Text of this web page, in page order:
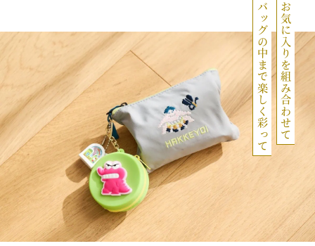
お気に入りを組み合わせて
バッグの中まで楽しく彩って